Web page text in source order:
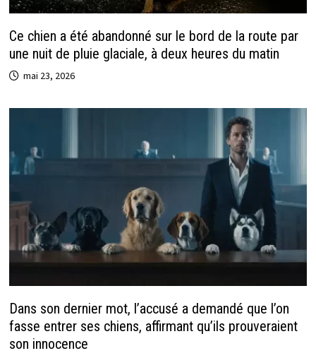
Ce chien a été abandonné sur le bord de la route par
une nuit de pluie glaciale, à deux heures du matin
mai 23, 2026
Dans son dernier mot, l’accusé a demandé que l’on
fasse entrer ses chiens, affirmant qu’ils prouveraient
son innocence